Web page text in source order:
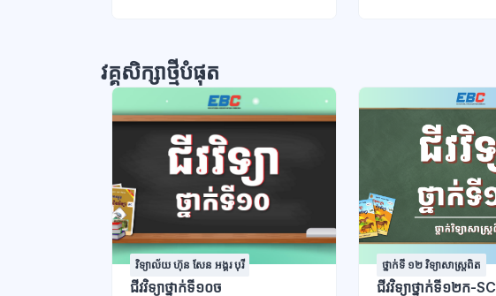
វគ្គសិក្សាថ្មីបំផុត
វិទ្យាល័យ ហ៊ុន សែន អង្គរ បុរី
ជីវវិទ្យាថ្នាក់ទី១០ច
ថ្នាក់ទី ១២ វិទ្យាសាស្រ្តពិត
ជីវវិទ្យាថ្នាក់ទី១២ក-SC